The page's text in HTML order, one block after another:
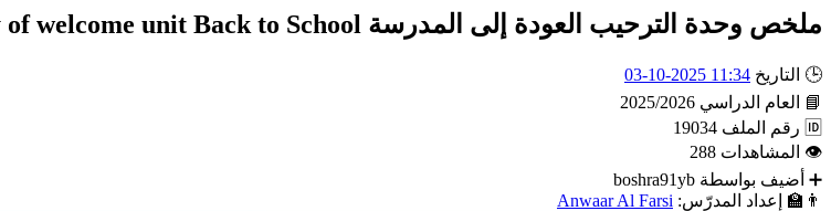
ملخص وحدة الترحيب العودة إلى المدرسة Summary of welcome unit Back to School
🕒 التاريخ 11:34 2025-10-03
📘
العام الدراسي 2025/2026
🆔 رقم الملف 19034
👁 المشاهدات 288
➕ أضيف بواسطة boshra91yb
👨‍🏫
إعداد المدرّس: Anwaar Al Farsi